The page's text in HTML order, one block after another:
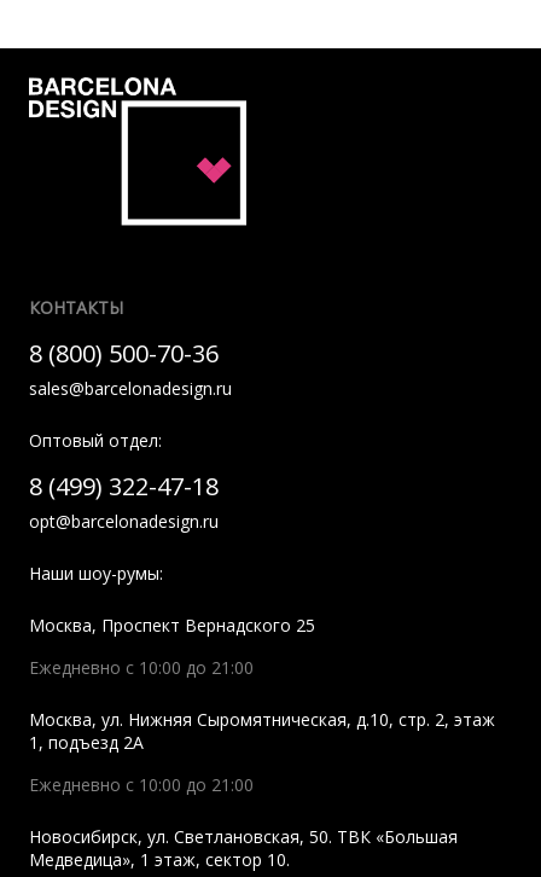
КОНТАКТЫ
8 (800) 500-70-36
sales@barcelonadesign.ru
Оптовый отдел:
8 (499) 322-47-18
opt@barcelonadesign.ru
Наши шоу-румы:
Москва, Проспект Вернадского 25
Ежедневно с 10:00 до 21:00
Москва, ул. Нижняя Сыромятническая, д.10, стр. 2, этаж
1, подъезд 2A
Ежедневно с 10:00 до 21:00
Новосибирск, ул. Светлановская, 50. ТВК «Большая
Медведица», 1 этаж, сектор 10.